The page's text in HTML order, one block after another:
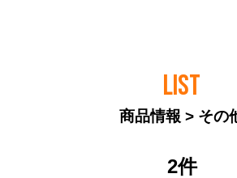
LIST
商品情報 > その
2件